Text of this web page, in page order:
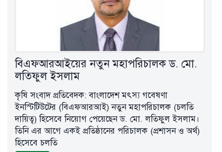
বিএফআরআইয়ের নতুন মহাপরিচালক ড. মো.
লতিফুল ইসলাম
কৃষি সংবাদ প্রতিবেদক: বাংলাদেশ মৎস্য গবেষণা
ইনস্টিটিউটের (বিএফআরআই) নতুন মহাপরিচালক (চলতি
দায়িত্ব) হিসেবে নিয়োগ পেয়েছেন ড. মো. লতিফুল ইসলাম।
তিনি এর আগে একই প্রতিষ্ঠানের পরিচালক (প্রশাসন ও অর্থ)
হিসেবে চলতি